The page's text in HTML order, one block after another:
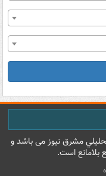
مشرق نيوز می باشد و
بلامانع است.